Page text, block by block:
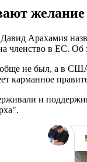
Арахамия
членство в ЕС.
не был, а в
и